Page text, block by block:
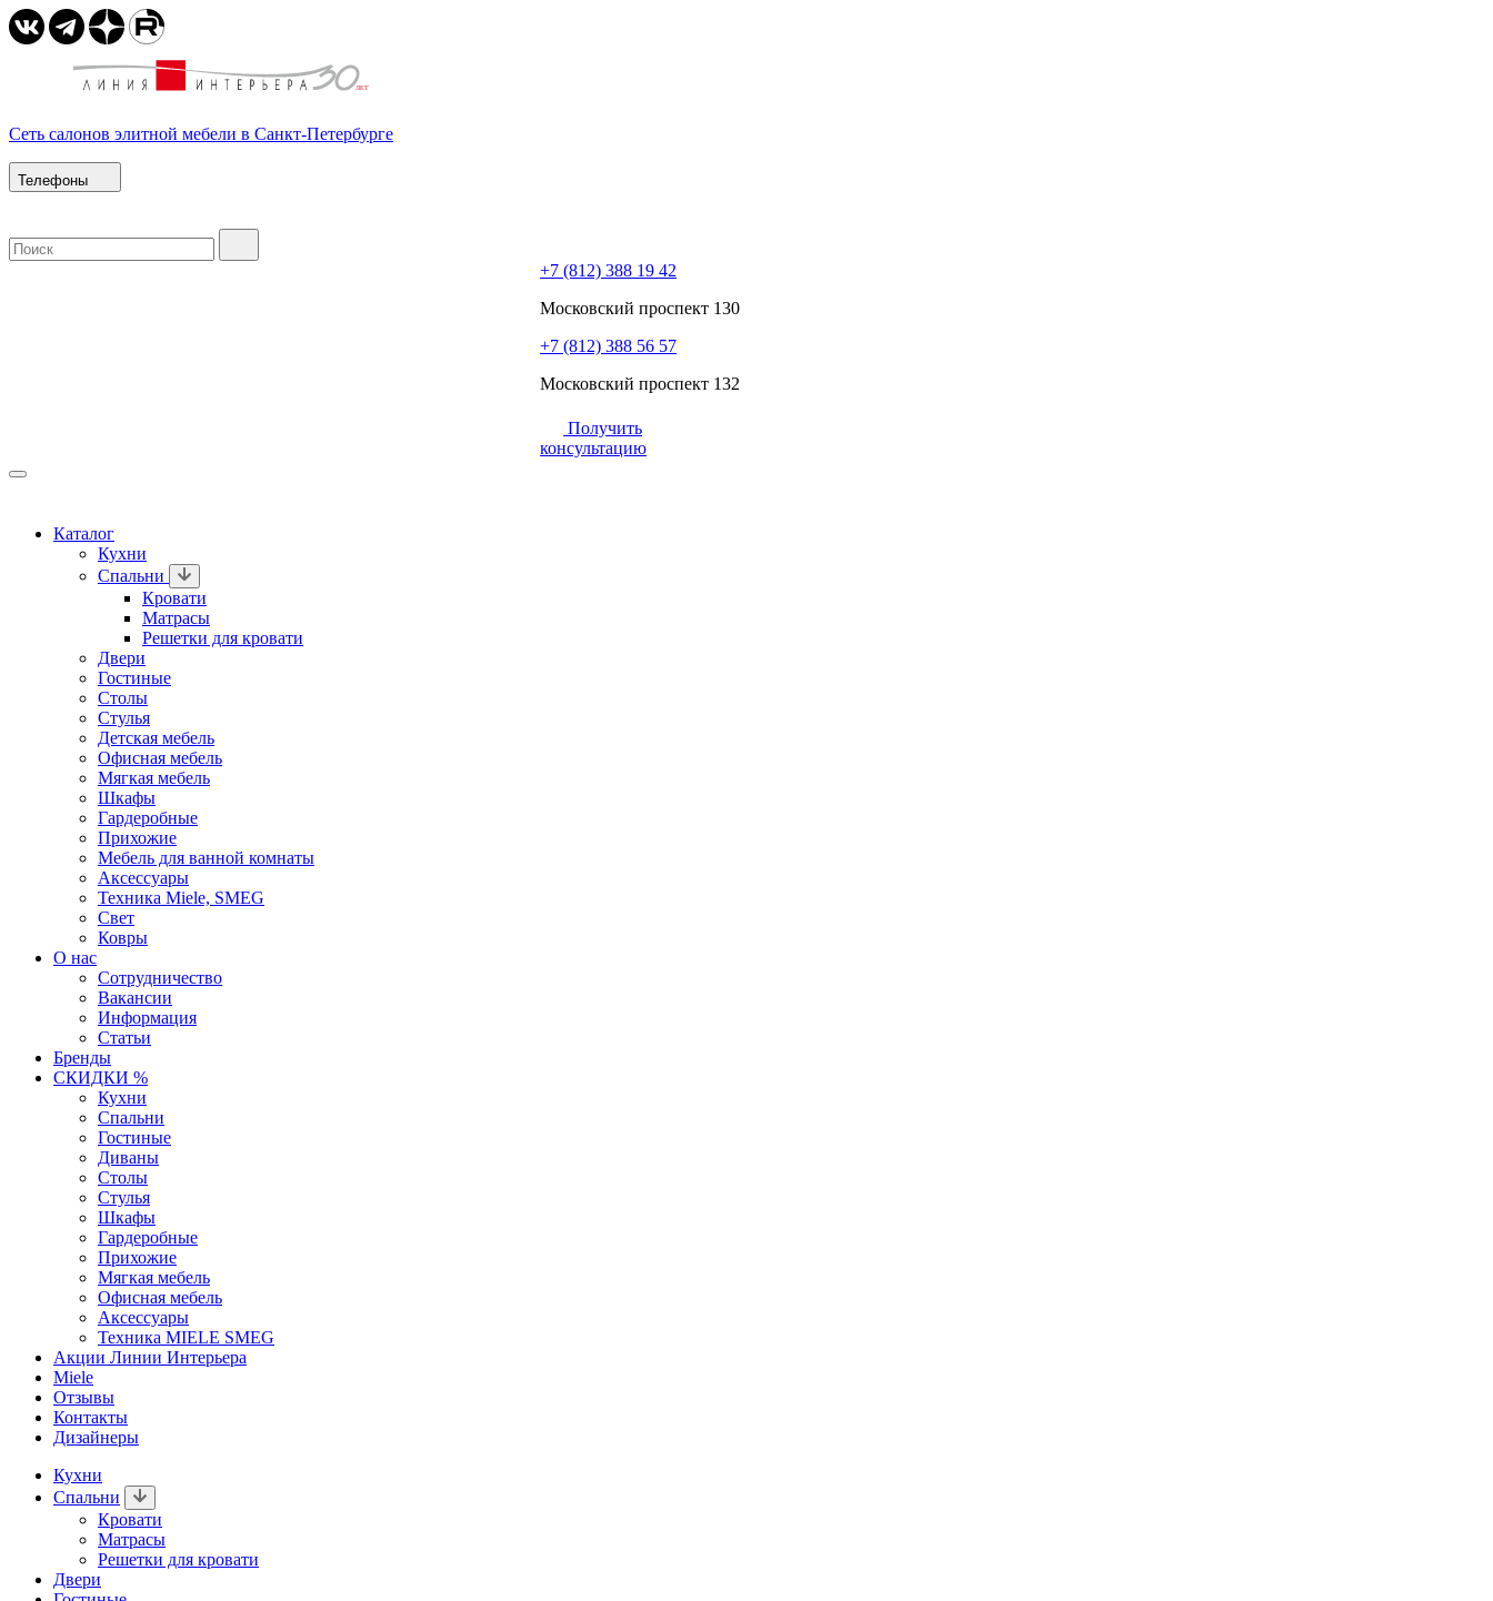
Сеть салонов элитной мебели в Санкт-Петербурге
Телефоны
+7 (812) 388 19 42
Московский проспект 130
+7 (812) 388 56 57
Московский проспект 132
Получить
консультацию
Каталог
Кухни
Спальни
Кровати
Матрасы
Решетки для кровати
Двери
Гостиные
Столы
Стулья
Детская мебель
Офисная мебель
Мягкая мебель
Шкафы
Гардеробные
Прихожие
Мебель для ванной комнаты
Аксессуары
Техника Miele, SMEG
Свет
Ковры
О нас
Сотрудничество
Вакансии
Информация
Статьи
Бренды
СКИДКИ %
Кухни
Спальни
Гостиные
Диваны
Столы
Стулья
Шкафы
Гардеробные
Прихожие
Мягкая мебель
Офисная мебель
Аксессуары
Техника MIELE SMEG
Акции Линии Интерьера
Miele
Отзывы
Контакты
Дизайнеры
Кухни
Спальни
Кровати
Матрасы
Решетки для кровати
Двери